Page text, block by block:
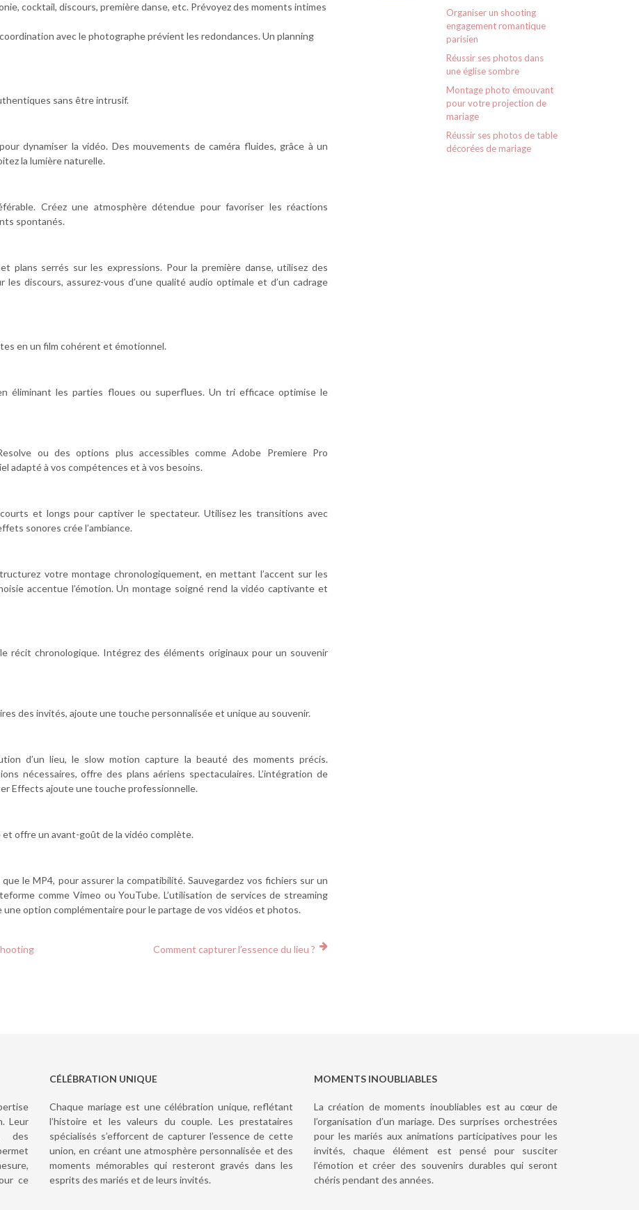
cocktail, discours, première danse, etc. Prévoyez des moments intimes
avec le photographe prévient les redondances. Un planning
sans être intrusif.
dynamiser la vidéo. Des mouvements de caméra fluides, grâce à un
la lumière naturelle.
Créez une atmosphère détendue pour favoriser les réactions
spontanés.
plans serrés sur les expressions. Pour la première danse, utilisez des
les discours, assurez-vous d’une qualité audio optimale et d’un cadrage
en un film cohérent et émotionnel.
éliminant les parties floues ou superflues. Un tri efficace optimise le
ou des options plus accessibles comme Adobe Premiere Pro
adapté à vos compétences et à vos besoins.
et longs pour captiver le spectateur. Utilisez les transitions avec
sonores crée l’ambiance.
votre montage chronologiquement, en mettant l’accent sur les
accentue l’émotion. Un montage soigné rend la vidéo captivante et
récit chronologique. Intégrez des éléments originaux pour un souvenir
des invités, ajoute une touche personnalisée et unique au souvenir.
d’un lieu, le slow motion capture la beauté des moments précis.
nécessaires, offre des plans aériens spectaculaires. L’intégration de
Effects ajoute une touche professionnelle.
offre un avant-goût de la vidéo complète.
le MP4, pour assurer la compatibilité. Sauvegardez vos fichiers sur un
comme Vimeo ou YouTube. L’utilisation de services de streaming
option complémentaire pour le partage de vos vidéos et photos.
Comment capturer l’essence du lieu ?
Organiser un shooting
engagement romantique
parisien
Réussir ses photos dans
une église sombre
Montage photo émouvant
pour votre projection de
mariage
Réussir ses photos de table
décorées de mariage
Leur
des
ce
CÉLÉBRATION UNIQUE
Chaque mariage est une célébration unique, reflétant
l’histoire et les valeurs du couple. Les prestataires
spécialisés s’efforcent de capturer l’essence de cette
union, en créant une atmosphère personnalisée et des
moments mémorables qui resteront gravés dans les
esprits des mariés et de leurs invités.
MOMENTS INOUBLIABLES
La création de moments inoubliables est au cœur de
l’organisation d’un mariage. Des surprises orchestrées
pour les mariés aux animations participatives pour les
invités, chaque élément est pensé pour susciter
l’émotion et créer des souvenirs durables qui seront
chéris pendant des années.